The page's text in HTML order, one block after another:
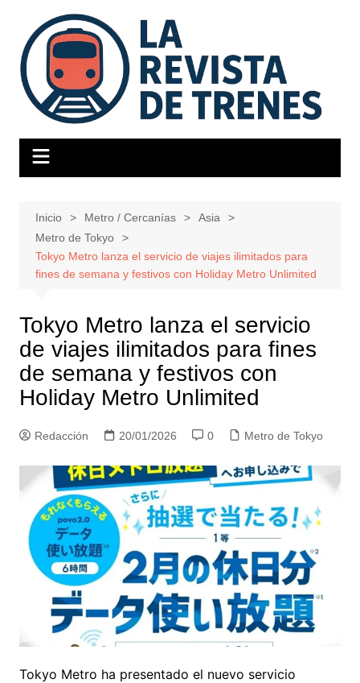
contenido
Inicio Metro / Cercanías
Asia
Metro de Tokyo
Tokyo Metro lanza el servicio de viajes ilimitados para
fines de semana y festivos con Holiday Metro Unlimited
Tokyo Metro lanza el servicio
de viajes ilimitados para fines
de semana y festivos con
Holiday Metro Unlimited
Redacción 20/01/2026 0 Metro de Tokyo
Tokyo Metro ha presentado el nuevo servicio